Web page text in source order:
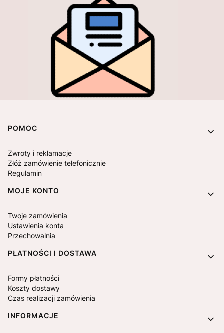
Linki w stopce
POMOC
Zwroty i reklamacje
Złóż zamówienie telefonicznie
Regulamin
MOJE KONTO
Twoje zamówienia
Ustawienia konta
Przechowalnia
PŁATNOŚCI I DOSTAWA
Formy płatności
Koszty dostawy
Czas realizacji zamówienia
INFORMACJE